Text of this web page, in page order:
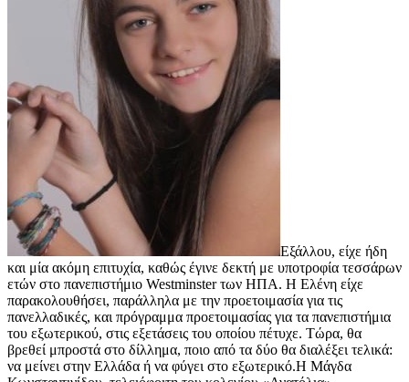
Εξάλλου, είχε ήδη
και μία ακόμη επιτυχία, καθώς έγινε δεκτή με υποτροφία τεσσάρων
ετών στο πανεπιστήμιο Westminster των ΗΠΑ. Η Ελένη είχε
παρακολουθήσει, παράλληλα με την προετοιμασία για τις
πανελλαδικές, και πρόγραμμα προετοιμασίας για τα πανεπιστήμια
του εξωτερικού, στις εξετάσεις του οποίου πέτυχε. Τώρα, θα
βρεθεί μπροστά στο δίλλημα, ποιο από τα δύο θα διαλέξει τελικά:
να μείνει στην Ελλάδα ή να φύγει στο εξωτερικό.Η Μάγδα